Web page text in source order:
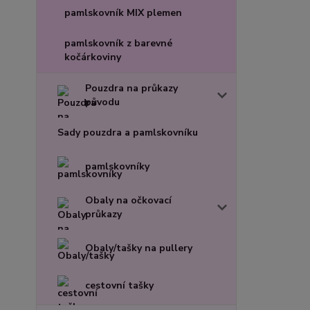
pamlskovník MIX plemen
pamlskovník z barevné
kočárkoviny
Pouzdra na průkazy
původu
Sady pouzdra a pamlskovníku
pamlskovníky
Obaly na očkovací
průkazy
Obaly/tašky na pullery
cestovní tašky